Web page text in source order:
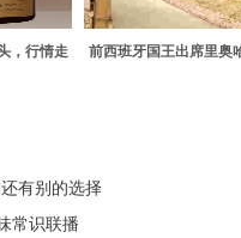
，行情走
前西班牙国王出席里奥
有别的选择
常识联播